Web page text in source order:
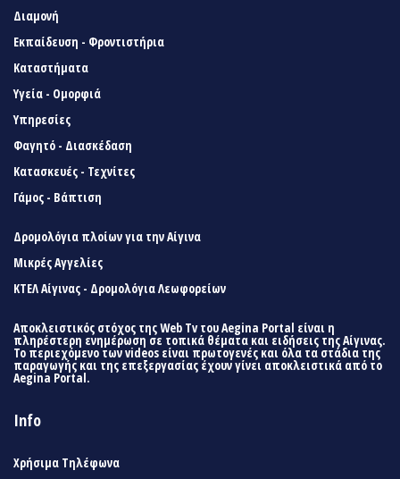
Διαμονή
Εκπαίδευση - Φροντιστήρια
Καταστήματα
Υγεία - Ομορφιά
Υπηρεσίες
Φαγητό - Διασκέδαση
Κατασκευές - Τεχνίτες
Γάμος - Βάπτιση
Δρομολόγια πλοίων για την Αίγινα
Μικρές Αγγελίες
ΚΤΕΛ Αίγινας - Δρομολόγια Λεωφορείων
Αποκλειστικός στόχος της Web Tv του Aegina Portal είναι η
πληρέστερη ενημέρωση σε τοπικά θέματα και ειδήσεις της Αίγινας.
Το περιεχόμενο των videos είναι πρωτογενές και όλα τα στάδια της
παραγωγής και της επεξεργασίας έχουν γίνει αποκλειστικά από το
Aegina Portal.
Info
Χρήσιμα Τηλέφωνα